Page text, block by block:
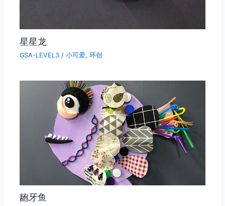
星星龙
GSA-LEVEL3 /小可爱,环创
龅牙鱼